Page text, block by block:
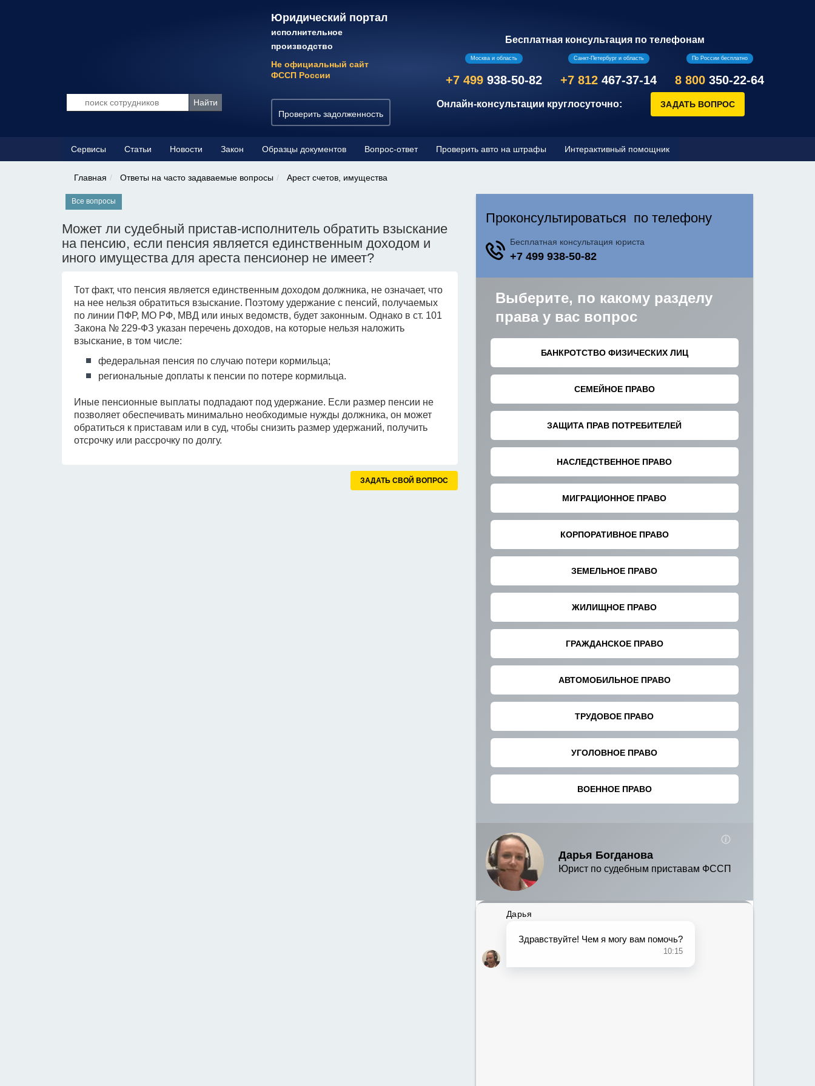
Юридический портал
исполнительное
производство
Не официальный сайт
ФССП России
Проверить задолженность
Бесплатная консультация по телефонам
Москва и область
+7 499 938-50-82
Санкт-Петербург и область
+7 812 467-37-14
По России бесплатно
8 800 350-22-64
Онлайн-консультации круглосуточно:
Сервисы Статьи Новости Закон Образцы документов Вопрос-ответ Проверить авто на штрафы Интерактивный помощник
Главная Ответы на часто задаваемые вопросы Арест счетов, имущества
Все вопросы
Может ли судебный пристав-исполнитель обратить взыскание
на пенсию, если пенсия является единственным доходом и
иного имущества для ареста пенсионер не имеет?
Тот факт, что пенсия является единственным доходом должника, не означает, что
на нее нельзя обратиться взыскание. Поэтому удержание с пенсий, получаемых
по линии ПФР, МО РФ, МВД или иных ведомств, будет законным. Однако в ст. 101
Закона № 229-ФЗ указан перечень доходов, на которые нельзя наложить
взыскание, в том числе:
федеральная пенсия по случаю потери кормильца;
региональные доплаты к пенсии по потере кормильца.
Иные пенсионные выплаты подпадают под удержание. Если размер пенсии не
позволяет обеспечивать минимально необходимые нужды должника, он может
обратиться к приставам или в суд, чтобы снизить размер удержаний, получить
отсрочку или рассрочку по долгу.